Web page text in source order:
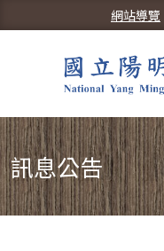
網站導覽
訊息公告